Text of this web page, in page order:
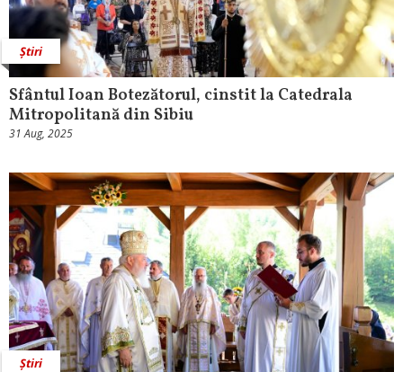
Știri
Sfântul Ioan Botezătorul, cinstit la Catedrala
Mitropolitană din Sibiu
31 Aug, 2025
Știri